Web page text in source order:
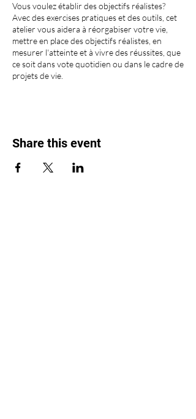
Vous voulez établir des objectifs réalistes?
Avec des exercises pratiques et des outils, cet
atelier vous aidera à réorgabiser votre vie,
mettre en place des objectifs réalistes, en
mesurer l'atteinte et à vivre des réussites, que
ce soit dans vote quotidien ou dans le cadre de
projets de vie.
Share this event